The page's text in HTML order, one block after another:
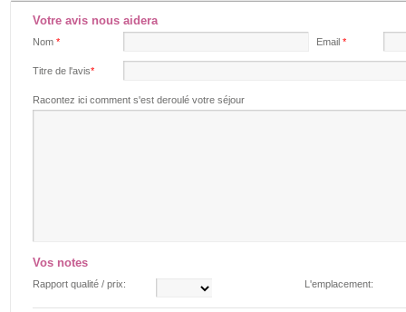
Votre avis nous aidera
Nom * Email *
Titre de l'avis*
Racontez ici comment s'est deroulé votre séjour
Vos notes
Rapport qualité / prix: L'emplacement: